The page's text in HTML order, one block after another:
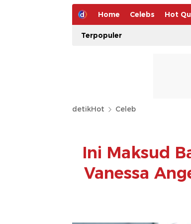
Home Celebs Hot
Terpopuler
detikHot Celeb
Ini Maksud
Vanessa